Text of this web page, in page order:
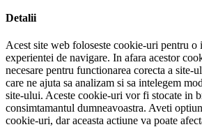
Detalii
Acest site web foloseste cookie-uri pentru o
experientei de navigare. In afara acestor
necesare pentru functionarea corecta a
care ne ajuta sa analizam si sa intelegem
site-ului. Aceste cookie-uri vor fi stocate in
consimtamantul dumneavoastra. Aveti
cookie-uri, dar aceasta actiune va poate